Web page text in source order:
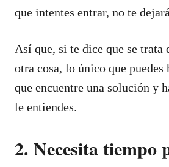
que intentes entrar, no te
Así que, si te dice que se trata
otra cosa, lo único que puedes
que encuentre una solución y
le entiendes.
2. Necesita tiempo